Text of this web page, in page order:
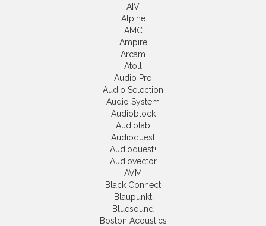
AIV
Alpine
AMC
Ampire
Arcam
Atoll
Audio Pro
Audio Selection
Audio System
Audioblock
Audiolab
Audioquest
Audioquest+
Audiovector
AVM
Black Connect
Blaupunkt
Bluesound
Boston Acoustics